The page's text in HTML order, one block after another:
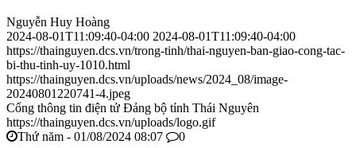
Nguyễn Huy Hoàng
2024-08-01T11:09:40-04:00 2024-08-01T11:09:40-04:00
https://thainguyen.dcs.vn/trong-tinh/thai-nguyen-ban-giao-cong-tac-
bi-thu-tinh-uy-1010.html
https://thainguyen.dcs.vn/uploads/news/2024_08/image-
20240801220741-4.jpeg
Cổng thông tin điện tử Đảng bộ tỉnh Thái Nguyên
https://thainguyen.dcs.vn/uploads/logo.gif
Thứ năm - 01/08/2024 08:07
0